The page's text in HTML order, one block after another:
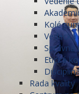
Vedecká
Správna
Etická
Rada kvality